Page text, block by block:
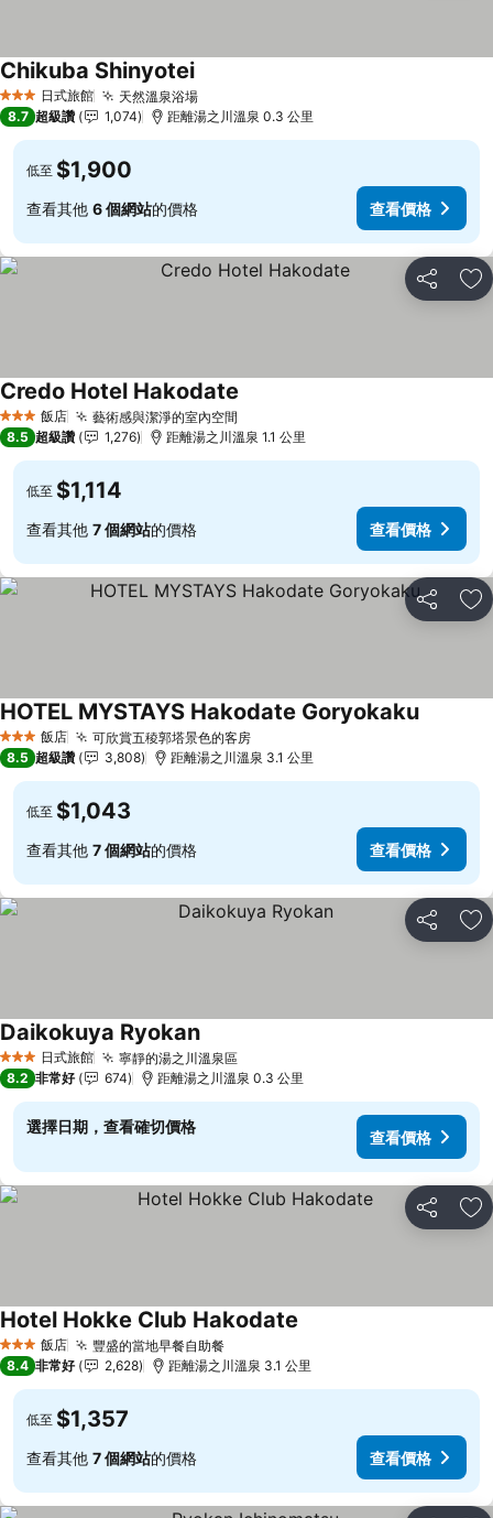
3 星級 日式旅館 天然溫泉浴場
Chikuba Shinyotei
8.7 超級讚 1,074 距離湯之川溫泉 0.3 公里
低至 $1,900
查看其他 6 個網站的價格 查看價格
分享 加
3 星級 飯店 藝術感與潔淨的室內空間
Credo Hotel Hakodate
8.5 超級讚 1,276 距離湯之川溫泉 1.1 公里
低至 $1,114
查看其他 7 個網站的價格 查看價格
分享 加
3 星級 飯店 可欣賞五稜郭塔景色的客房
HOTEL MYSTAYS Hakodate Goryokaku
8.5 超級讚 3,808 距離湯之川溫泉 3.1 公里
低至 $1,043
查看其他 7 個網站的價格 查看價格
分享 加
3 星級 日式旅館 寧靜的湯之川溫泉區
Daikokuya Ryokan
8.2 非常好 674 距離湯之川溫泉 0.3 公里
選擇日期，查看確切價格
查看價格
分享 加
3 星級 飯店 豐盛的當地早餐自助餐
Hotel Hokke Club Hakodate
8.4 非常好 2,628 距離湯之川溫泉 3.1 公里
低至 $1,357
查看其他 7 個網站的價格 查看價格